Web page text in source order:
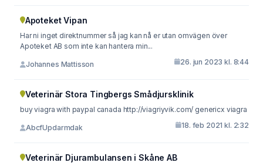
Apoteket Vipan
Har ni inget direktnummer så jag kan nå er utan omvägen över
Apoteket AB som inte kan hantera min...
Johannes Mattisson 26. jun 2023 kl. 8:44
Veterinär Stora Tingbergs Smådjursklinik
buy viagra with paypal canada http://viagriyvik.com/ genericx viagra
AbcfUpdarmdak 18. feb 2021 kl. 2:32
Veterinär Djurambulansen i Skåne AB